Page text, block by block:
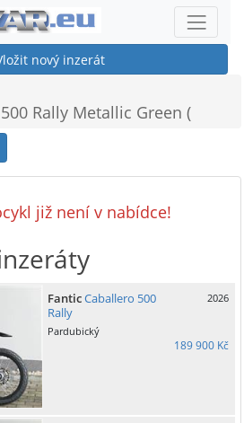
nový inzerát
Rally Metallic Green (
již není v nabídce!
FanticCaballero 500
Rally
2026
Pardubický
189 900 Kč